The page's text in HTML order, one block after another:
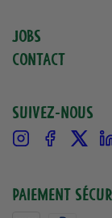
Jobs
Contact
Suivez-nous
InstagramFacebook
X
Paiement